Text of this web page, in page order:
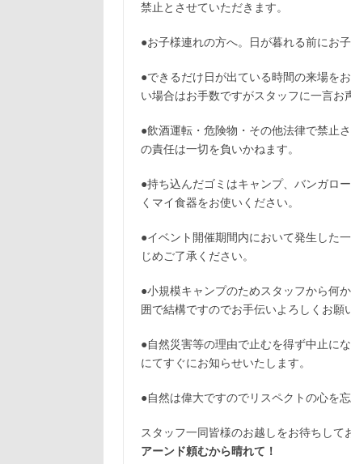
禁止とさせていただきます。
●お子様連れの方へ。日が暮れる前にお
●できるだけ日が出ている時間の来場を
い場合はお手数ですがスタッフに一言お
●飲酒運転・危険物・その他法律で禁止
の責任は一切を負いかねます。
●持ち込んだゴミはキャンプ、バンガロ
くマイ食器をお使いください。
●イベント開催期間内において発生した
じめご了承ください。
●小規模キャンプのためスタッフから何
囲で結構ですのでお手伝いよろしくお願
●自然災害等の理由で止むを得ず中止に
にてすぐにお知らせいたします。
●自然は偉大ですのでリスペクトの心を忘
スタッフ一同皆様のお越しをお待ちして
アーンド頼むから晴れて！